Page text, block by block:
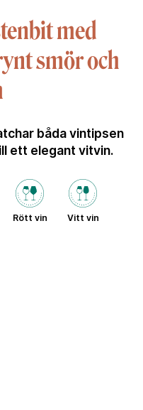
med
smör och
båda vintipsen
ett elegant vitvin.
Rött vin Vitt vin